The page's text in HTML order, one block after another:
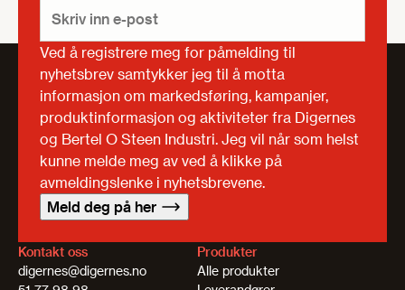
Ved å registrere meg for påmelding til
nyhetsbrev samtykker jeg til å motta
informasjon om markedsføring, kampanjer,
produktinformasjon og aktiviteter fra Digernes
og Bertel O Steen Industri. Jeg vil når som helst
kunne melde meg av ved å klikke på
avmeldingslenke i nyhetsbrevene.
Meld deg på her
Kontakt oss
digernes@digernes.no
Produkter
Alle produkter